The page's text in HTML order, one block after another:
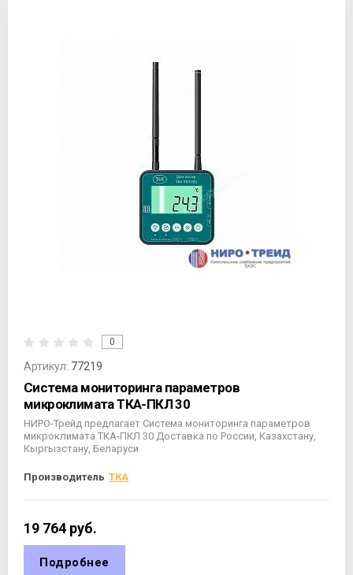
0
Артикул: 77219
Система мониторинга параметров
микроклимата ТКА-ПКЛ 30
НИРО-Трейд предлагает Система мониторинга параметров
микроклимата ТКА-ПКЛ 30 Доставка по России, Казахстану,
Кыргызстану, Беларуси
Производитель ТКА
19 764 руб.
Подробнее